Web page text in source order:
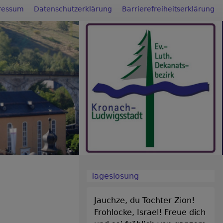
Datenschutzerklärung Barrierefreiheitserklärung
Tageslosung
Jauchze, du Tochter Zion!
Frohlocke, Israel! Freue dich